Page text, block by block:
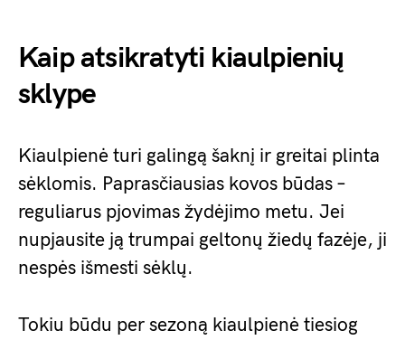
Kaip atsikratyti kiaulpienių
sklype
Kiaulpienė turi galingą šaknį ir greitai plinta
sėklomis. Paprasčiausias kovos būdas –
reguliarus pjovimas žydėjimo metu. Jei
nupjausite ją trumpai geltonų žiedų fazėje, ji
nespės išmesti sėklų.
Tokiu būdu per sezoną kiaulpienė tiesiog